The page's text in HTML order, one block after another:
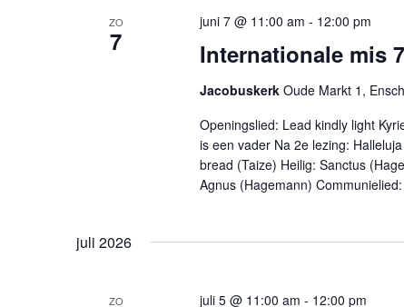
ZO
7 Internationale mis
juni 7 @ 11:00 am - 12:00 pm
Jacobuskerk Oude Markt 1,
Openingslied: Lead kindly light
is een vader Na 2e lezing:
bread (Taize) Heilig: Sanctus
Agnus (Hagemann)
juli 2026
ZO juli 5 @ 11:00 am - 12:00 pm